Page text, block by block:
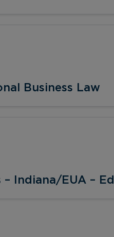
Business Law
Indiana/EUA –